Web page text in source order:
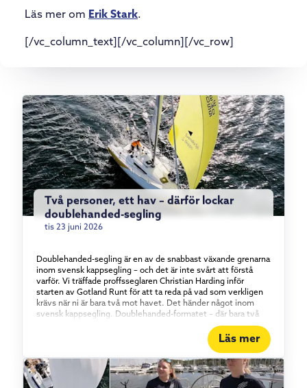
Läs mer om Erik Stark.
[/vc_column_text][/vc_column][/vc_row]
Två personer, ett hav – därför lockar
doublehanded-segling
tis 23 juni 2026
Doublehanded-segling är en av de snabbast växande grenarna
inom svensk kappsegling – och det är inte svårt att förstå
varför. Vi träffade proffsseglaren Christian Harding inför
starten av Gotland Runt för att ta reda på vad som verkligen
krävs när ni är bara två mot havet. Det händer något inom
svensk kappsegling. Doublehanded-formatet – där bara två
personer bemannar båten – har vuxit stadigt under det
senaste och ett halvt decenniet, och intresset visar inga
tecken på att mattas av. Vi tog en tur med proffsseglaren
Christian Harding, som i år seglar Gotland Runt tillsammans
med äventyraren Aron Andersson ombord på vår Elan 310
Groundbreaker. Vad det egentligen är som lockar med att
Läs mer